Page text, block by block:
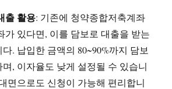
출 활용: 기존에 청약종합저축계좌
가 있다면, 이를 담보로 대출을 받는
. 납입한 금액의 80~90%까지 담보
, 이자율도 낮게 설정될 수 있습니
면으로도 신청이 가능해 편리합니